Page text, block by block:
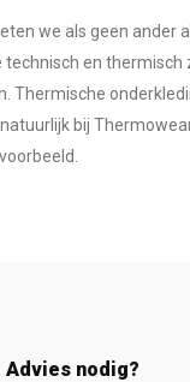
we als geen ander
en thermisch
Thermische
bij
Advies nodig?